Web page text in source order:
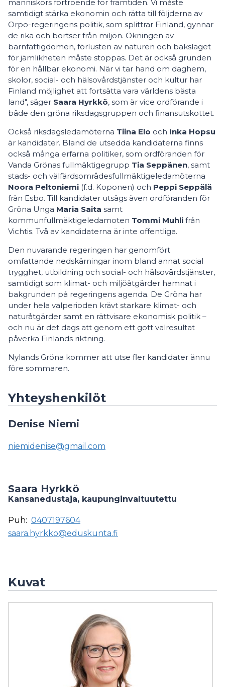
människors förtroende för framtiden. Vi måste
samtidigt stärka ekonomin och rätta till följderna av
Orpo-regeringens politik, som splittrar Finland, gynnar
de rika och bortser från miljön. Ökningen av
barnfattigdomen, förlusten av naturen och bakslaget
för jämlikheten måste stoppas. Det är också grunden
för en hållbar ekonomi. När vi tar hand om daghem,
skolor, social- och hälsovårdstjänster och kultur har
Finland möjlighet att fortsätta vara världens bästa
land", säger Saara Hyrkkö, som är vice ordförande i
både den gröna riksdagsgruppen och finansutskottet.
Också riksdagsledamöterna Tiina Elo och Inka Hopsu
är kandidater. Bland de utsedda kandidaterna finns
också många erfarna politiker, som ordföranden för
Vanda Grönas fullmäktigegrupp Tia Seppänen, samt
stads- och välfärdsområdesfullmäktigeledamöterna
Noora Peltoniemi (f.d. Koponen) och Peppi Seppälä
från Esbo. Till kandidater utsågs även ordföranden för
Gröna Unga Maria Saita samt
kommunfullmäktigeledamoten Tommi Muhli från
Vichtis. Två av kandidaterna är inte offentliga.
Den nuvarande regeringen har genomfört
omfattande nedskärningar inom bland annat social
trygghet, utbildning och social- och hälsovårdstjänster,
samtidigt som klimat- och miljöåtgärder hamnat i
bakgrunden på regeringens agenda. De Gröna har
under hela valperioden krävt starkare klimat- och
naturåtgärder samt en rättvisare ekonomisk politik –
och nu är det dags att genom ett gott valresultat
påverka Finlands riktning.
Nylands Gröna kommer att utse fler kandidater ännu
före sommaren.
Yhteyshenkilöt
Denise Niemi
niemidenise@gmail.com
Saara Hyrkkö
Kansanedustaja, kaupunginvaltuutettu
Puh: 0407197604
saara.hyrkko@eduskunta.fi
Kuvat